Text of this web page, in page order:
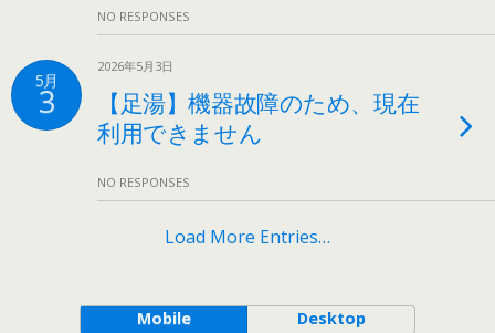
NO RESPONSES
5月
3
2026年5月3日
【足湯】機器故障のため、現在
利用できません
NO RESPONSES
Load More Entries…
Mobile Desktop